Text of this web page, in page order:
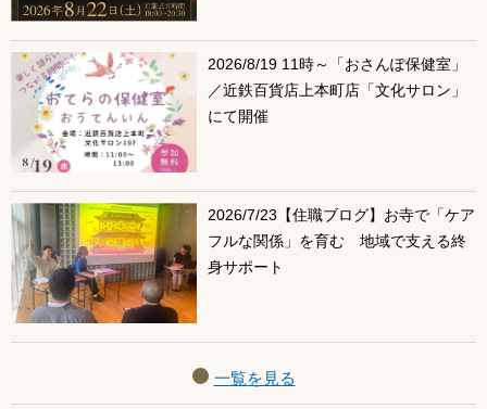
2026/8/19 11時～「おさんぽ保健室」
／近鉄百貨店上本町店「文化サロン」
にて開催
2026/7/23【住職ブログ】お寺で「ケア
フルな関係」を育む 地域で支える終
身サポート
一覧を見る